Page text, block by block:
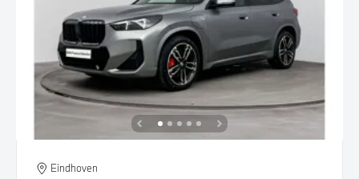
Eindhoven